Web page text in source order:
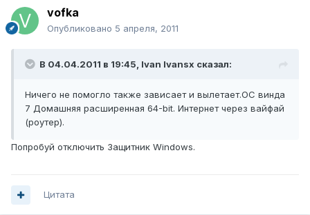
vofka
Опубликовано 5 апреля, 2011
В 04.04.2011 в 19:45, Ivan Ivansx сказал:
Ничего не помогло также зависает и вылетает.ОС винда
7 Домашняя расширенная 64-bit. Интернет через вайфай
(роутер).
Попробуй отключить Защитник Windows.
Цитата